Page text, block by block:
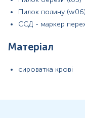
Пилок полину (w06)
ССД - маркер
Матеріал
сироватка крові